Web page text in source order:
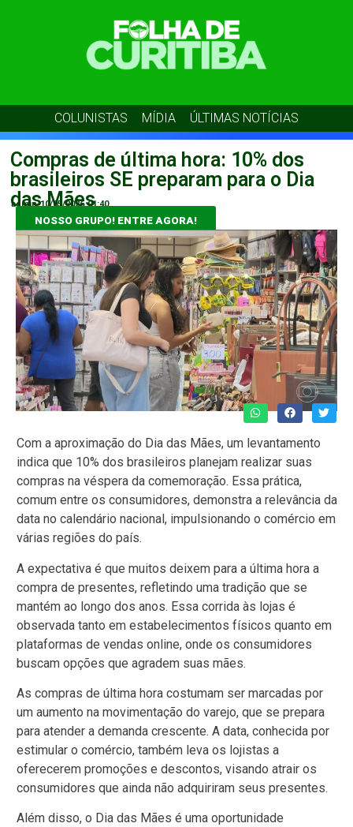
COLUNISTAS MÍDIA ÚLTIMAS NOTÍCIAS
Compras de última hora: 10% dos
brasileiros SE preparam para o Dia
das Mães
admin 10/05/2026 01:40
NOSSO GRUPO! ENTRE AGORA!
Com a aproximação do Dia das Mães, um levantamento
indica que 10% dos brasileiros planejam realizar suas
compras na véspera da comemoração. Essa prática,
comum entre os consumidores, demonstra a relevância da
data no calendário nacional, impulsionando o comércio em
várias regiões do país.
A expectativa é que muitos deixem para a última hora a
compra de presentes, refletindo uma tradição que se
mantém ao longo dos anos. Essa corrida às lojas é
observada tanto em estabelecimentos físicos quanto em
plataformas de vendas online, onde os consumidores
buscam opções que agradem suas mães.
As compras de última hora costumam ser marcadas por
um aumento na movimentação do varejo, que se prepara
para atender a demanda crescente. A data, conhecida por
estimular o comércio, também leva os lojistas a
oferecerem promoções e descontos, visando atrair os
consumidores que ainda não adquiriram seus presentes.
Além disso, o Dia das Mães é uma oportunidade